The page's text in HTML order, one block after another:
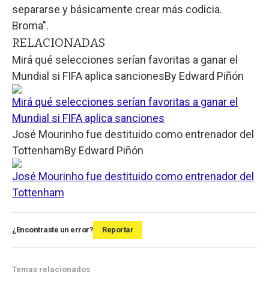
separarse y básicamente crear más codicia.
Broma".
RELACIONADAS
Mirá qué selecciones serían favoritas a ganar el
Mundial si FIFA aplica sancionesBy Edward Piñón
Mirá qué selecciones serían favoritas a ganar el
Mundial si FIFA aplica sanciones
José Mourinho fue destituido como entrenador del
TottenhamBy Edward Piñón
José Mourinho fue destituido como entrenador del
Tottenham
¿Encontraste un error? Reportar
Temas relacionados